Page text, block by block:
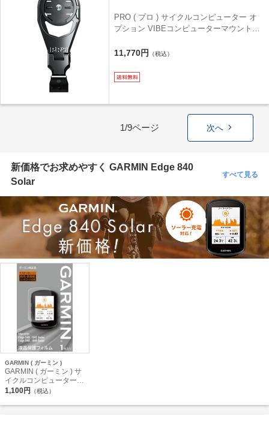
PRO ( プロ ) サイクルコンピューター オ
プション VIBEコンピューターマウント
11,770円 （税込）
1/9ページ 次へ
新価格でお求めやすく GARMIN Edge 840
Solar
すべて見る
GARMIN ( ガーミン )
GARMIN ( ガーミン ) サ
イクルコンピューター
オプション EDGE ( エッ
モデル対応 ) 液晶保護フ
1,100円 （税込）